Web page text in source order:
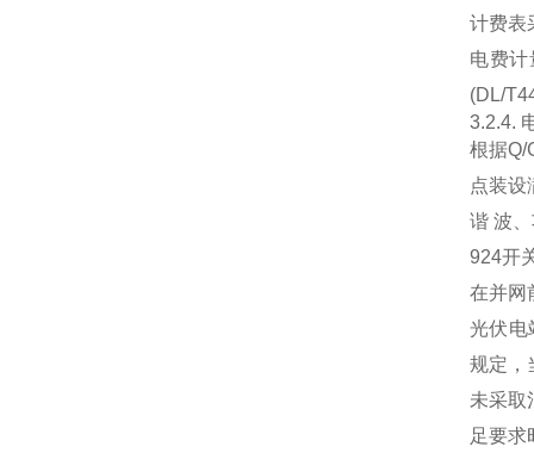
计费表
电费
(DL/
3.2.4.
根据Q/
点装设
谐 波
924开
在并网
光伏电
规定，
未采取
足要求